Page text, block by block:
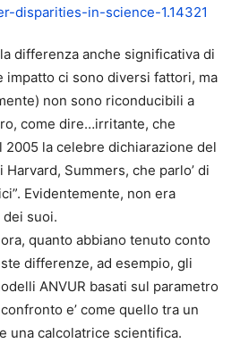
disparities-in-science-1.14321
differenza anche significativa di
impatto ci sono diversi fattori, ma
non sono riconducibili a
come dire…irritante, che
2005 la celebre dichiarazione del
Summers, che parlo’ di
Evidentemente, non era
suoi.
quanto abbiano tenuto conto
differenze, ad esempio, gli
ANVUR basati sul parametro
confronto e’ come quello tra un
una calcolatrice scientifica.